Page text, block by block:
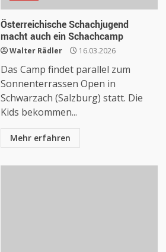
Österreichische Schachjugend
macht auch ein Schachcamp
Walter Rädler 16.03.2026
Das Camp findet parallel zum
Sonnenterrassen Open in
Schwarzach (Salzburg) statt. Die
Kids bekommen...
Mehr erfahren